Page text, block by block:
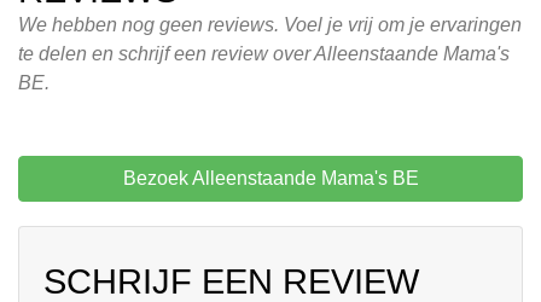
We hebben nog geen reviews. Voel je vrij om je ervaringen
te delen en schrijf een review over Alleenstaande Mama's
BE.
Bezoek Alleenstaande Mama's BE
SCHRIJF EEN REVIEW